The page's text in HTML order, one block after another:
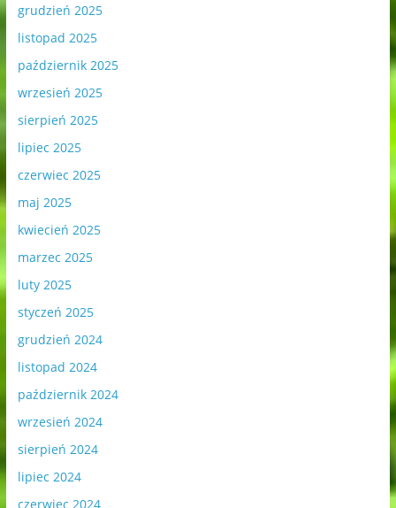
grudzień 2025
listopad 2025
październik 2025
wrzesień 2025
sierpień 2025
lipiec 2025
czerwiec 2025
maj 2025
kwiecień 2025
marzec 2025
luty 2025
styczeń 2025
grudzień 2024
listopad 2024
październik 2024
wrzesień 2024
sierpień 2024
lipiec 2024
czerwiec 2024